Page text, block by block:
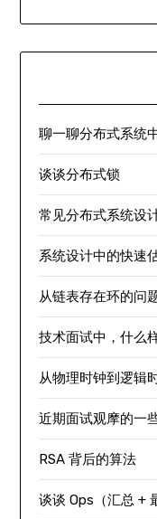
聊一聊分布式系统
谈谈分布式锁
常见分布式系统设
系统设计中的快速
从链表存在环的问
技术面试中，什么
从物理时钟到逻辑
近期面试观摩的一
RSA 背后的算法
谈谈 Ops（汇总 +